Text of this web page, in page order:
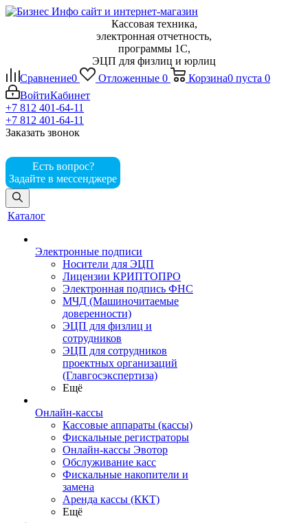
Кассовая техника,
электронная отчетность,
программы 1С,
ЭЦП для физлиц и юрлиц
Сравнение0 Отложенные 0 Корзина0 пуста 0
ВойтиКабинет
+7 812 401-64-11
+7 812 401-64-11
Заказать звонок
Есть вопрос?
Задайте в мессенджере
Каталог
Электронные подписи
Носители для ЭЦП
Лицензии КРИПТОПРО
Электронная подпись ФНС
МЧД (Машиночитаемые
доверенности)
ЭЦП для физлиц и
сотрудников
ЭЦП для сотрудников
проектных организаций
(Главгосэкспертиза)
Ещё
Онлайн-кассы
Кассовые аппараты (кассы)
Фискальные регистраторы
Онлайн-кассы Эвотор
Обслуживание касс
Фискальные накопители и
замена
Аренда кассы (ККТ)
Ещё